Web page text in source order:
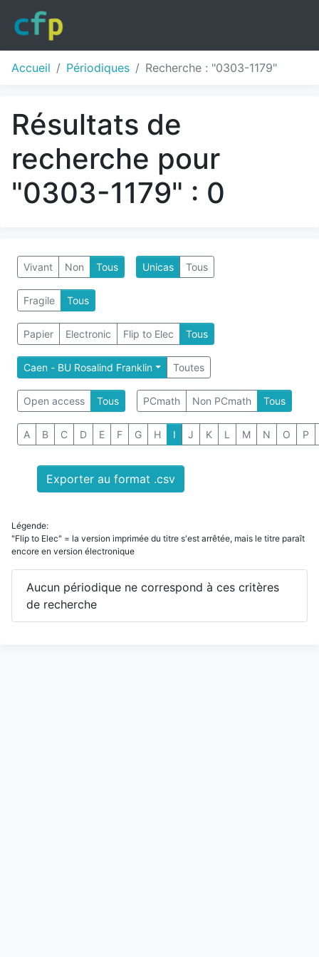
Accueil Périodiques Recherche : "0303-1179"
Résultats de
recherche pour
"0303-1179" : 0
Vivant Non Tous Unicas Tous
Fragile Tous
Papier Electronic Flip to Elec Tous
Caen - BU Rosalind Franklin Toutes
Open access Tous PCmath Non PCmath Tous
A B C D E F G H I J K L M N O P
Exporter au format .csv
Légende:
"Flip to Elec" = la version imprimée du titre s'est arrêtée, mais le titre paraît
encore en version électronique
Aucun périodique ne correspond à ces critères
de recherche